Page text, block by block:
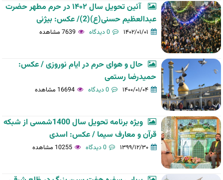
آئین تحویل سال ۱۴۰۲ در حرم مطهر حضرت
عبدالعظیم حسنی(ع)(2)/ عکس: بیژنی
۱۴۰۲/۰۱/۰۱ 0 دیدگاه 7639 مشاهده
حال و هوای حرم در ایام نوروزی / عکس:
حمیدرضا رستمی
۱۴۰۰/۰۱/۰۴ 0 دیدگاه 16694 مشاهده
ویژه برنامه تحویل سال 1400شمسی از شبکه
قرآن و معارف سیما / عکس: اسدی
۱۳۹۹/۱۲/۳۰ 0 دیدگاه 10255 مشاهده